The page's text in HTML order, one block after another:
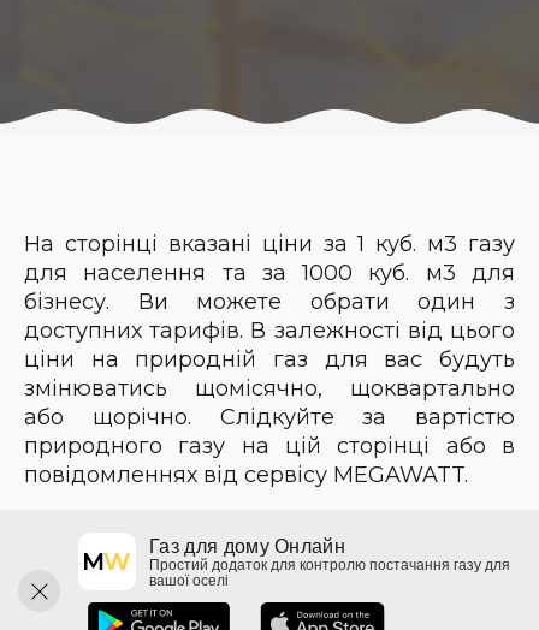
Газ для дому Онлайн
Простий додаток для контролю постачання газу для
вашої оселі
На сторінці вказані ціни за 1 куб. м3 газу
для населення та за 1000 куб. м3 для
бізнесу. Ви можете обрати один з
доступних тарифів. В залежності від цього
ціни на природній газ для вас будуть
змінюватись щомісячно, щоквартально
або щорічно. Слідкуйте за вартістю
природного газу на цій сторінці або в
повідомленнях від сервісу MEGAWATT.
Created byOwlWeb Team&BookKeeper SaaS